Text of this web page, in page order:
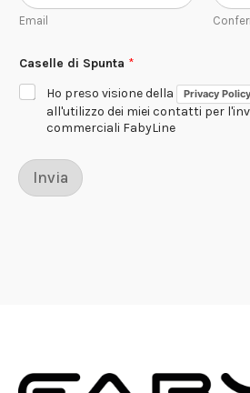
Email
Caselle di Spunta *
Ho preso visione della
Privacy Policy
all'utilizzo dei miei contatti per
commerciali FabyLine
Invia